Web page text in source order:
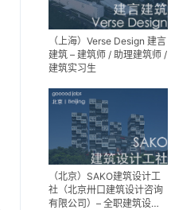
（上海）Verse Design 建言
建筑 – 建筑师 / 助理建筑师 /
建筑实习生
（北京）SAKO建筑设计工
社（北京卅口建筑设计咨询
有限公司）– 全职建筑设计